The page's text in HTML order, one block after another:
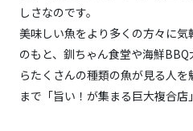
しさなのです。
美味しい魚をより多くの方々に
のもと、釧ちゃん食堂や海鮮
らたくさんの種類の魚が見る人
まで「旨い！が集まる巨大複合店